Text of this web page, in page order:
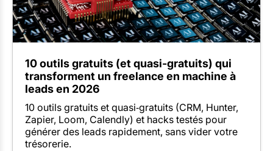
10 outils gratuits (et quasi-gratuits) qui
transforment un freelance en machine à
leads en 2026
10 outils gratuits et quasi‑gratuits (CRM, Hunter,
Zapier, Loom, Calendly) et hacks testés pour
générer des leads rapidement, sans vider votre
trésorerie.